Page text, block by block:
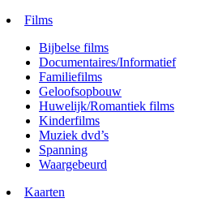
Films
Bijbelse films
Documentaires/Informatief
Familiefilms
Geloofsopbouw
Huwelijk/Romantiek films
Kinderfilms
Muziek dvd’s
Spanning
Waargebeurd
Kaarten